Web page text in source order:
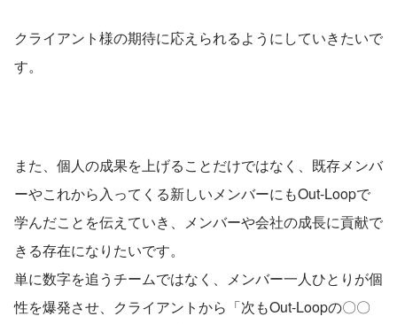
クライアント様の期待に応えられるようにしていきたいで
す。
また、個人の成果を上げることだけではなく、既存メンバ
ーやこれから入ってくる新しいメンバーにもOut-Loopで
学んだことを伝えていき、メンバーや会社の成長に貢献で
きる存在になりたいです。
単に数字を追うチームではなく、メンバー一人ひとりが個
性を爆発させ、クライアントから「次もOut-Loopの〇〇